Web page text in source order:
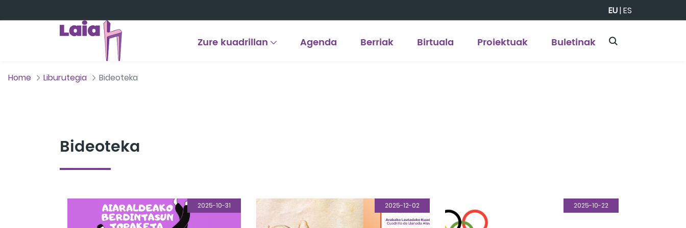
EU|ES
Zure kuadrillan Agenda Berriak Birtuala Proiektuak Buletinak
Home Liburutegia Bideoteka
Bideoteka
2025-10-31 2025-12-02 2025-10-22